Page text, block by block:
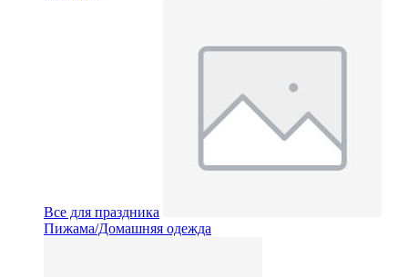
Все для праздника
Пижама/Домашняя одежда